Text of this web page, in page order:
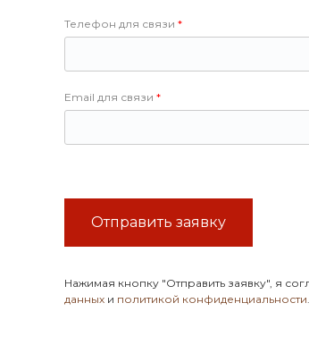
Телефон для связи
Email для связи
Отправить заявку
Нажимая кнопку "Отправить заявку" , я
данных и политикой конфиденциальности